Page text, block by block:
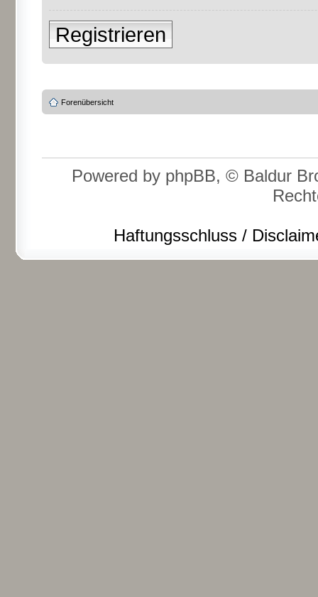
Registrieren
Forenübersicht
Powered by phpBB, © Baldur
Haftungsschluss /